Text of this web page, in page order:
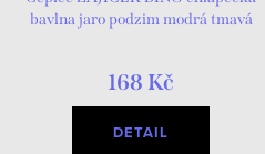
bavlna jaro podzim modrá tmavá
168 Kč
DETAIL